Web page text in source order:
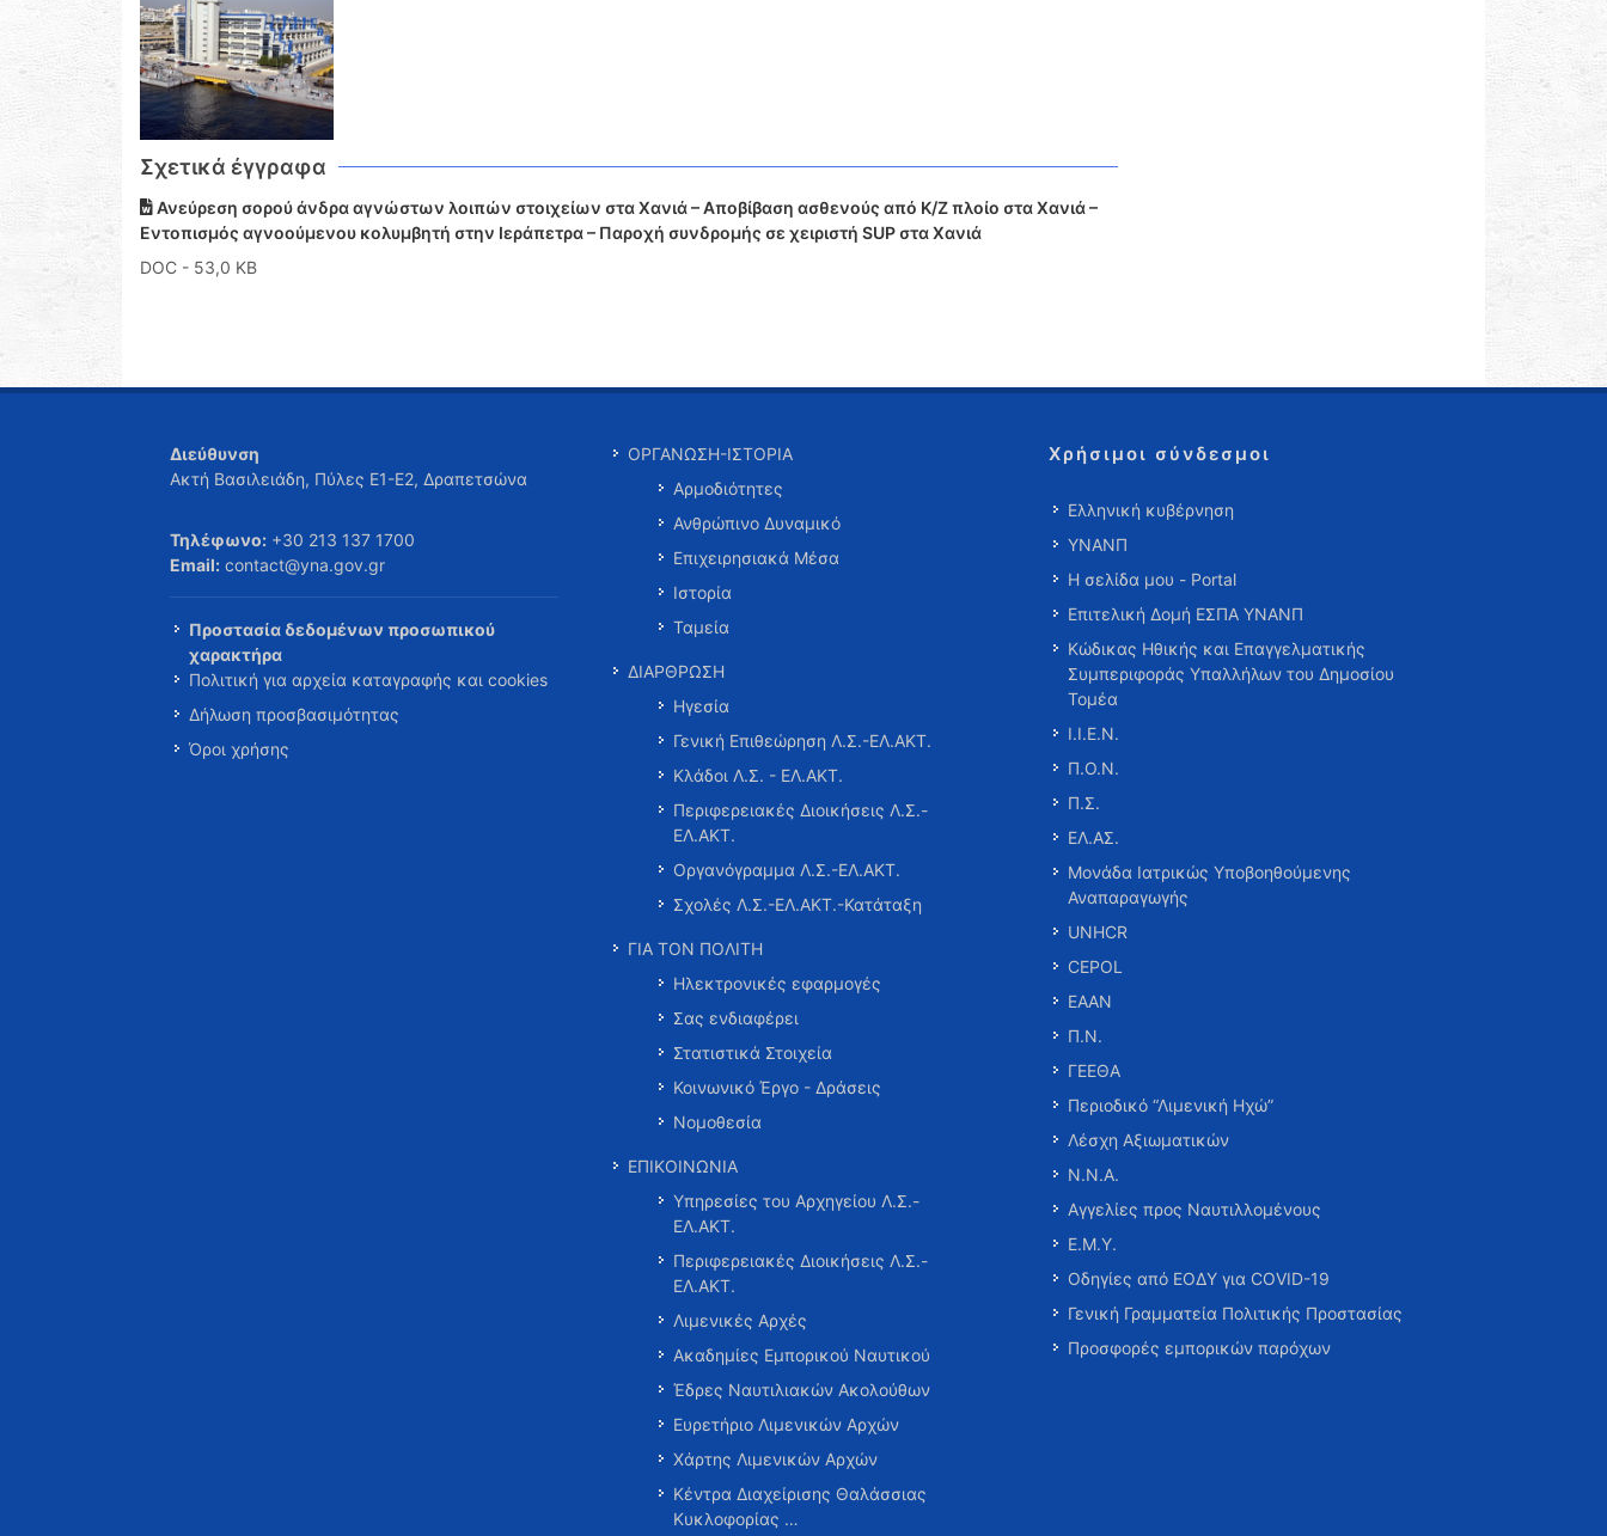
Σχετικά έγγραφα
Ανεύρεση σορού άνδρα αγνώστων λοιπών στοιχείων στα Χανιά – Αποβίβαση ασθενούς από Κ/Ζ πλοίο στα Χανιά –
Εντοπισμός αγνοούμενου κολυμβητή στην Ιεράπετρα – Παροχή συνδρομής σε χειριστή SUP στα Χανιά
DOC - 53,0 KB
Διεύθυνση
Ακτή Βασιλειάδη, Πύλες Ε1-Ε2, Δραπετσώνα
Τηλέφωνο: +30 213 137 1700
Email: contact@yna.gov.gr
Προστασία δεδομένων προσωπικού
χαρακτήρα
Πολιτική για αρχεία καταγραφής και cookies
Δήλωση προσβασιμότητας
Όροι χρήσης
ΟΡΓΑΝΩΣΗ-ΙΣΤΟΡΙΑ
Αρμοδιότητες
Ανθρώπινο Δυναμικό
Επιχειρησιακά Μέσα
Ιστορία
Ταμεία
ΔΙΑΡΘΡΩΣΗ
Ηγεσία
Γενική Επιθεώρηση Λ.Σ.-ΕΛ.ΑΚΤ.
Κλάδοι Λ.Σ. - ΕΛ.ΑΚΤ.
Περιφερειακές Διοικήσεις Λ.Σ.-
ΕΛ.ΑΚΤ.
Οργανόγραμμα Λ.Σ.-ΕΛ.ΑΚΤ.
Σχολές Λ.Σ.-ΕΛ.ΑΚΤ.-Κατάταξη
ΓΙΑ ΤΟΝ ΠΟΛΙΤΗ
Ηλεκτρονικές εφαρμογές
Σας ενδιαφέρει
Στατιστικά Στοιχεία
Κοινωνικό Έργο - Δράσεις
Νομοθεσία
ΕΠΙΚΟΙΝΩΝΙΑ
Υπηρεσίες του Αρχηγείου Λ.Σ.-
ΕΛ.ΑΚΤ.
Περιφερειακές Διοικήσεις Λ.Σ.-
ΕΛ.ΑΚΤ.
Λιμενικές Αρχές
Ακαδημίες Εμπορικού Ναυτικού
Έδρες Ναυτιλιακών Ακολούθων
Ευρετήριο Λιμενικών Αρχών
Χάρτης Λιμενικών Αρχών
Κέντρα Διαχείρισης Θαλάσσιας
Κυκλοφορίας …
Χρήσιμοι σύνδεσμοι
Ελληνική κυβέρνηση
ΥΝΑΝΠ
Η σελίδα μου - Portal
Επιτελική Δομή ΕΣΠΑ ΥΝΑΝΠ
Κώδικας Ηθικής και Επαγγελματικής
Συμπεριφοράς Υπαλλήλων του Δημοσίου
Τομέα
Ι.Ι.Ε.Ν.
Π.Ο.Ν.
Π.Σ.
ΕΛ.ΑΣ.
Μονάδα Ιατρικώς Υποβοηθούμενης
Αναπαραγωγής
UNHCR
CEPOL
ΕΑΑΝ
Π.Ν.
ΓΕΕΘΑ
Περιοδικό “Λιμενική Ηχώ”
Λέσχη Αξιωματικών
Ν.Ν.Α.
Αγγελίες προς Ναυτιλλομένους
Ε.Μ.Υ.
Οδηγίες από ΕΟΔΥ για COVID-19
Γενική Γραμματεία Πολιτικής Προστασίας
Προσφορές εμπορικών παρόχων